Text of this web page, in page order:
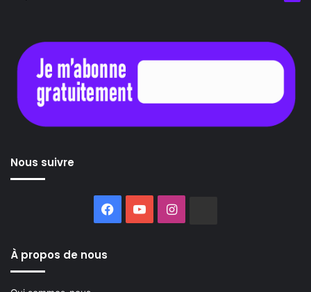
Nous suivre
Facebook
YouTubeInstagram
À propos de nous